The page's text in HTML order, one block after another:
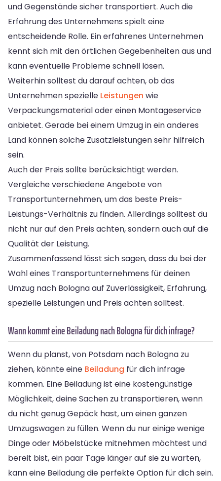
und Gegenstände sicher transportiert. Auch die
Erfahrung des Unternehmens spielt eine
entscheidende Rolle. Ein erfahrenes Unternehmen
kennt sich mit den örtlichen Gegebenheiten aus und
kann eventuelle Probleme schnell lösen.
Weiterhin solltest du darauf achten, ob das
Unternehmen spezielle Leistungen wie
Verpackungsmaterial oder einen Montageservice
anbietet. Gerade bei einem Umzug in ein anderes
Land können solche Zusatzleistungen sehr hilfreich
sein.
Auch der Preis sollte berücksichtigt werden.
Vergleiche verschiedene Angebote von
Transportunternehmen, um das beste Preis-
Leistungs-Verhältnis zu finden. Allerdings solltest du
nicht nur auf den Preis achten, sondern auch auf die
Qualität der Leistung.
Zusammenfassend lässt sich sagen, dass du bei der
Wahl eines Transportunternehmens für deinen
Umzug nach Bologna auf Zuverlässigkeit, Erfahrung,
spezielle Leistungen und Preis achten solltest.
Wann kommt eine Beiladung nach Bologna für dich infrage?
Wenn du planst, von Potsdam nach Bologna zu
ziehen, könnte eine Beiladung für dich infrage
kommen. Eine Beiladung ist eine kostengünstige
Möglichkeit, deine Sachen zu transportieren, wenn
du nicht genug Gepäck hast, um einen ganzen
Umzugswagen zu füllen. Wenn du nur einige wenige
Dinge oder Möbelstücke mitnehmen möchtest und
bereit bist, ein paar Tage länger auf sie zu warten,
kann eine Beiladung die perfekte Option für dich sein.